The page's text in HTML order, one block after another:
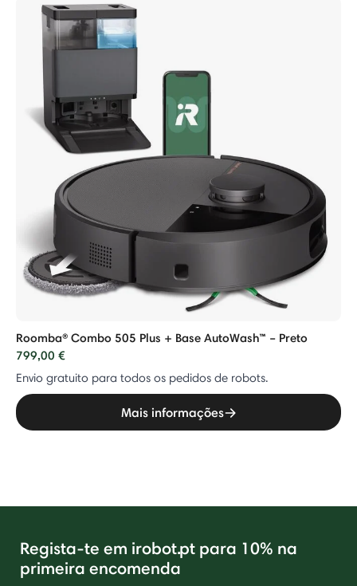
Roomba® Combo 505 Plus + Base AutoWash™ – Preto
799,00 €
Envio gratuito para todos os pedidos de robots.
Mais informações
Regista-te em irobot.pt para 10% na
primeira encomenda